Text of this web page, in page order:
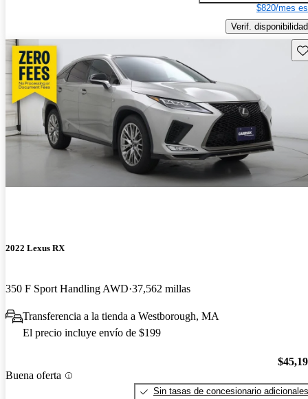
$820/mes
Verif. disponibilidad
2022 Lexus RX
350 F Sport Handling AWD 37,562 millas
Transferencia a la tienda a Westborough, MA
El precio incluye envío de $199
Buena oferta
Sin tasas de concesionario adicionales